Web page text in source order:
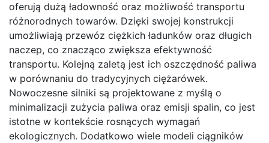
oferują dużą ładowność oraz możliwość transportu
różnorodnych towarów. Dzięki swojej konstrukcji
umożliwiają przewóz ciężkich ładunków oraz długich
naczep, co znacząco zwiększa efektywność
transportu. Kolejną zaletą jest ich oszczędność paliwa
w porównaniu do tradycyjnych ciężarówek.
Nowoczesne silniki są projektowane z myślą o
minimalizacji zużycia paliwa oraz emisji spalin, co jest
istotne w kontekście rosnących wymagań
ekologicznych. Dodatkowo wiele modeli ciągników